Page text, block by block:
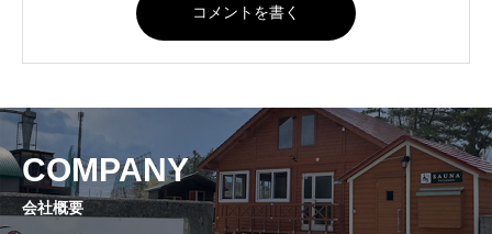
COMPANY
会社概要